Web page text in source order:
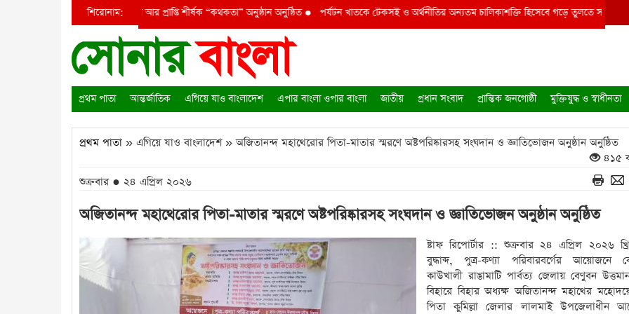
শিরোনাম:
রক্তঝরা জুলাই-আগস্ট প্রত্যাশা আর প্রাপ্তি শীর্ষক “কথকতা” অনুষ্ঠান অনুষ্ঠিত●পর্যটন খাতকে টেকসই ও অর্থনীতির অন্যতম চালিকাশক্তি হিসেবে গড়ে তুলতে সরকার কাজ
প্রথম পাতা আন্তর্জাতিক এগিয়ে যাও বাংলাদেশ এপার বাংলা ওপার বাংলা জাতীয় প্রধান সংবাদ প্রান্তিক জনগোষ্ঠী মুক্তিযুদ্ধ ও স্বাধীনতা
প্রথম পাতা » এগিয়ে যাও বাংলাদেশ » অজিতানন্দ মহাথেরোর পিতা-মাতার স্মরণে অষ্টপরিষ্কারসহ সংঘদান ও জ্ঞাতিভোজন অনুষ্ঠান অনুষ্ঠিত
৪১৫
শুক্রবার ● ২৪ এপ্রিল ২০২৬
অজিতানন্দ মহাথেরোর পিতা-মাতার স্মরণে অষ্টপরিষ্কারসহ সংঘদান ও জ্ঞাতিভোজন অনুষ্ঠান অনুষ্ঠিত
ষ্টাফ রিপোর্টার :: শুক্রবার ২৪ এপ্রিল ২০২৬
বুদ্ধাব্দ, পুত্ৰ-কণ্যা পরিবারবর্গের আয়োজনে
কাউখালী রাঙামাটি পার্বত্য জেলায় বেণুবন
বিহারে বিহার অধ্যক্ষ অজিতানন্দ মহাথের
পিতা কুমিল্লা জেলার লালমাই উপজেলাধীন